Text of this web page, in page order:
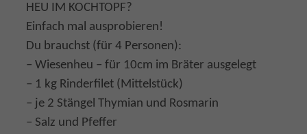
HEU IM KOCHTOPF?
Einfach mal ausprobieren!
Du brauchst (für 4 Personen):
– Wiesenheu – für 10cm im Bräter ausgelegt
– 1 kg Rinderfilet (Mittelstück)
– je 2 Stängel Thymian und Rosmarin
– Salz und Pfeffer